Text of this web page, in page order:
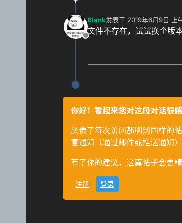
离线
Blank发表于 2019年6月9日 上
最后由 编辑
文件不存在，试试换个版
你好！看起来您对这段对话很
厌倦了每次访问都刷到同样的
复通知（通过邮件或推送通知
有了你的建议，这篇帖子会更
注册 登录